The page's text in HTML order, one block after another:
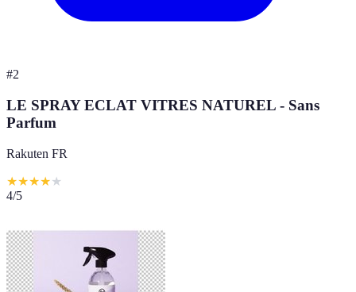
#2
LE SPRAY ECLAT VITRES NATUREL - Sans
Parfum
Rakuten FR
★★★★★
4/5